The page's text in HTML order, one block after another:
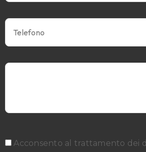
Acconsento al trattamento dei